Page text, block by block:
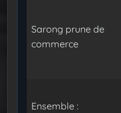
Sarong prune de
commerce
Ensemble :